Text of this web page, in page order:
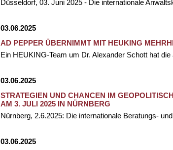
Düsseldorf, 03. Juni 2025 - Die internationale
03.06.2025
AD PEPPER ÜBERNIMMT MIT HEUKING
Ein HEUKING-Team um Dr. Alexander Schott hat
03.06.2025
STRATEGIEN UND CHANCEN IM
AM 3. JULI 2025 IN NÜRNBERG
Nürnberg, 2.6.2025: Die internationale Beratungs-
03.06.2025